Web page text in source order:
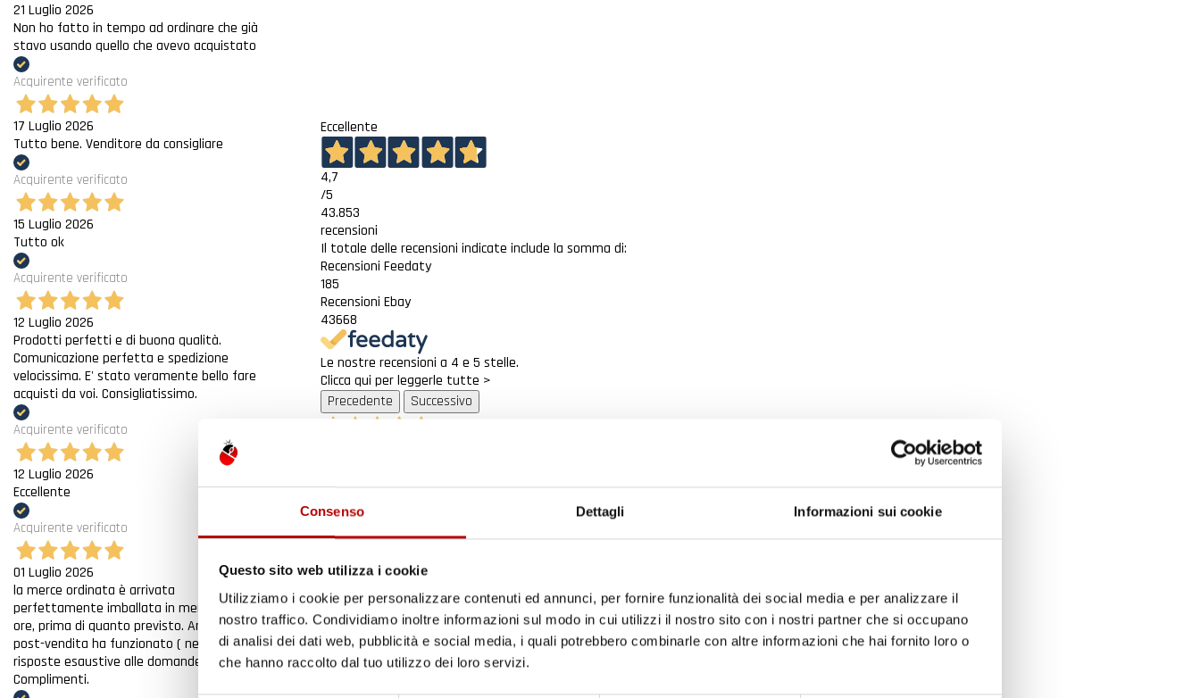
Consenso Dettagli Informazioni sui cookie
Questo sito web utilizza i cookie
Utilizziamo i cookie per personalizzare contenuti ed annunci, per fornire funzionalità dei social media e per analizzare il
nostro traffico. Condividiamo inoltre informazioni sul modo in cui utilizzi il nostro sito con i nostri partner che si occupano
di analisi dei dati web, pubblicità e social media, i quali potrebbero combinarle con altre informazioni che hai fornito loro o
che hanno raccolto dal tuo utilizzo dei loro servizi.
21 Luglio 2026
Non ho fatto in tempo ad ordinare che già
stavo usando quello che avevo acquistato
Acquirente verificato
17 Luglio 2026
Tutto bene. Venditore da consigliare
Acquirente verificato
15 Luglio 2026
Tutto ok
Acquirente verificato
12 Luglio 2026
Prodotti perfetti e di buona qualità.
Comunicazione perfetta e spedizione
velocissima. E' stato veramente bello fare
acquisti da voi. Consigliatissimo.
Acquirente verificato
12 Luglio 2026
Eccellente
Acquirente verificato
01 Luglio 2026
la merce ordinata è arrivata
perfettamente imballata in meno di 48
ore, prima di quanto previsto. Anche il
post-vendita ha funzionato ( nel fornire
risposte esaustive alle domande richieste).
Complimenti.
Eccellente
4,7
/5
43.853
recensioni
Il totale delle recensioni indicate include la somma di:
Recensioni Feedaty
185
Recensioni Ebay
43668
Le nostre recensioni a 4 e 5 stelle.
Clicca qui per leggerle tutte >
Precedente
Successivo
Merce ok e spedizione veloce complimenti.
Acquirente verificato
21 Luglio 2026
Non ho fatto in tempo ad ordinare che già stavo usando quello che avevo acquistato
è già pronto!